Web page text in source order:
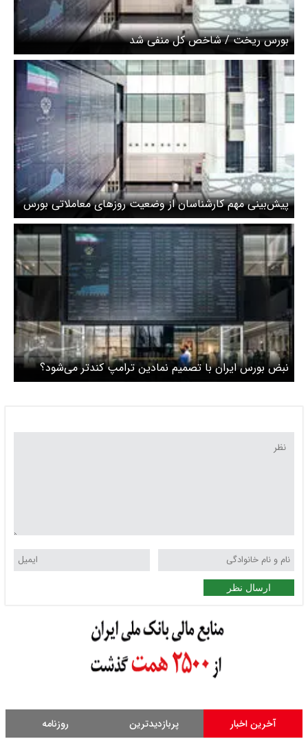
بورس ریخت / شاخص کل منفی شد
پیش‌بینی مهم کارشناسان از وضعیت روزهای معاملاتی بورس
در سال جاری
نبض بورس ایران با تصمیم نمادین ترامپ کندتر می‌شود؟
ارسال نظر
آخرین اخبار پربازدیدترین روزنامه